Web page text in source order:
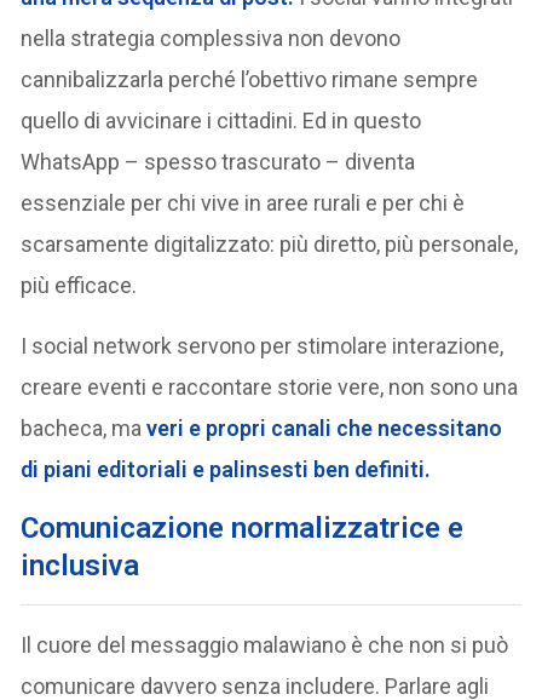
nella strategia complessiva non devono
cannibalizzarla perché l’obettivo rimane sempre
quello di avvicinare i cittadini. Ed in questo
WhatsApp – spesso trascurato – diventa
essenziale per chi vive in aree rurali e per chi è
scarsamente digitalizzato: più diretto, più personale,
più efficace.
I social network servono per stimolare interazione,
creare eventi e raccontare storie vere, non sono una
bacheca, maveri e propri canali che necessitano
di piani editoriali e palinsesti ben definiti.
Comunicazione normalizzatrice e
inclusiva
Il cuore del messaggio malawiano è che non si può
comunicare davvero senza includere. Parlare agli